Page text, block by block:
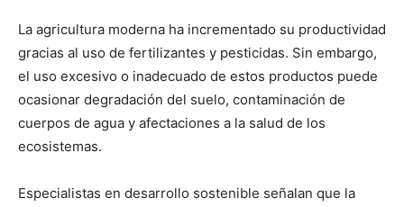
La agricultura moderna ha incrementado su productividad
gracias al uso de fertilizantes y pesticidas. Sin embargo,
el uso excesivo o inadecuado de estos productos puede
ocasionar degradación del suelo, contaminación de
cuerpos de agua y afectaciones a la salud de los
ecosistemas.
Especialistas en desarrollo sostenible señalan que la